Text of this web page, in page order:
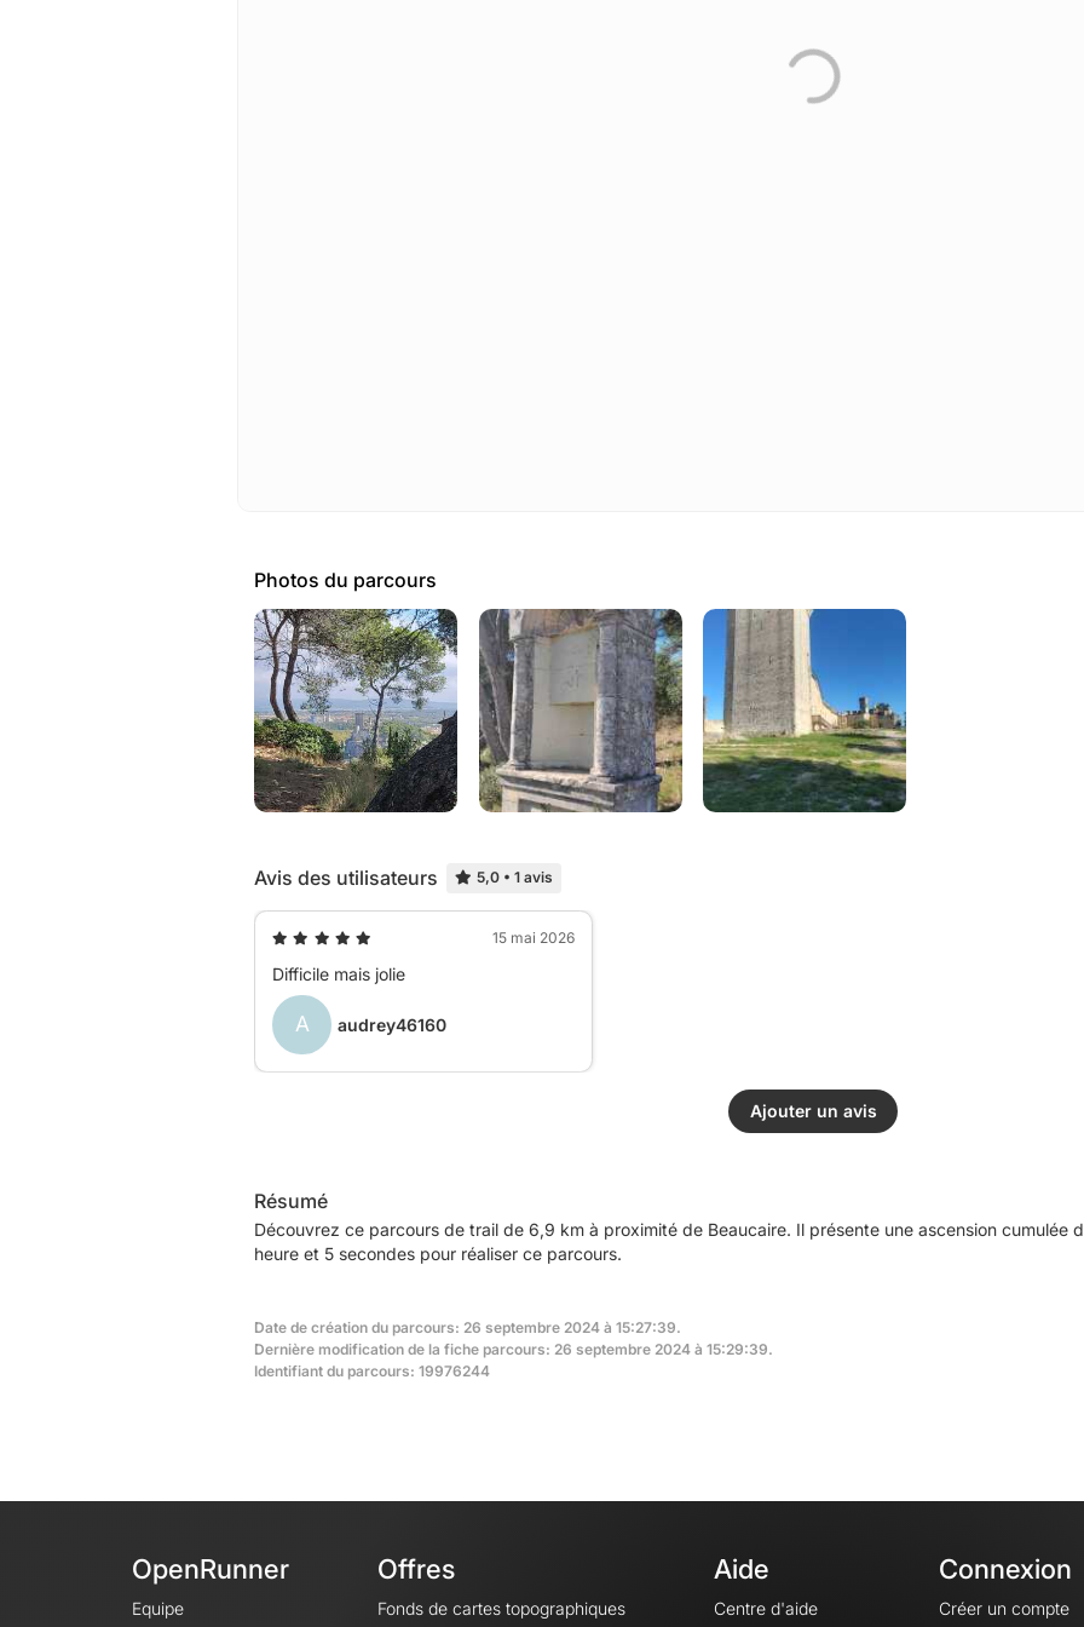
Photos du parcours
Avis des utilisateurs 5,0 • 1 avis
15 mai 2026
Difficile mais jolie
A audrey46160
Ajouter un avis
Résumé
Découvrez ce parcours de trail de 6,9 km à proximité de Beaucaire. Il présente une ascension cumulée
heure et 5 secondes pour réaliser ce parcours.
Date de création du parcours: 26 septembre 2024 à 15:27:39.
Dernière modification de la fiche parcours: 26 septembre 2024 à 15:29:39.
Identifiant du parcours: 19976244
OpenRunner
Equipe
Offres
Fonds de cartes topographiques
Aide
Centre d'aide
Connexion
Créer un compte